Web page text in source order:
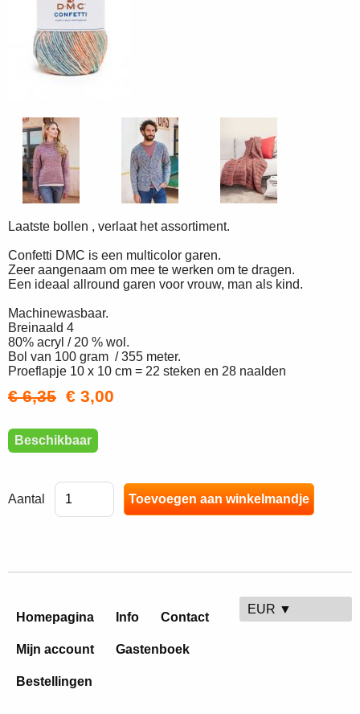
Laatste bollen , verlaat het assortiment.
Confetti DMC is een multicolor garen.
Zeer aangenaam om mee te werken om te dragen.
Een ideaal allround garen voor vrouw, man als kind.
Machinewasbaar.
Breinaald 4
80% acryl / 20 % wol.
Bol van 100 gram / 355 meter.
Proeflapje 10 x 10 cm = 22 steken en 28 naalden
€ 6,35 € 3,00
Beschikbaar
Aantal
Homepagina Info Contact
Mijn account Gastenboek
Bestellingen
EUR ▼